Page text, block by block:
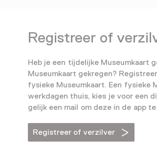
Registreer of
Heb je een tijdelijke Museumkaart
Museumkaart gekregen?
fysieke Museumkaart. Een fysieke
werkdagen thuis, kies je voor een
gelijk een mail om deze in de app
Registreer of verzilver